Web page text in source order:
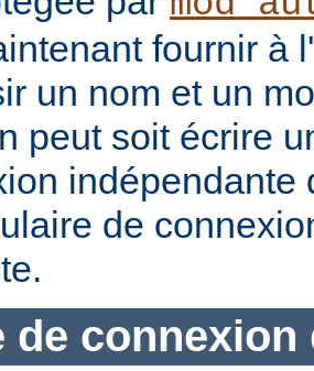
fournir à
un nom et un
peut soit écrire
indépendante
de
de connexion